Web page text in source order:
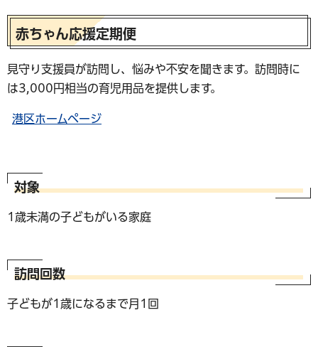
赤ちゃん応援定期便
見守り支援員が訪問し、悩みや不安を聞きます。訪問時に
は3,000円相当の育児用品を提供します。
港区ホームページ
対象
1歳未満の子どもがいる家庭
訪問回数
子どもが1歳になるまで月1回